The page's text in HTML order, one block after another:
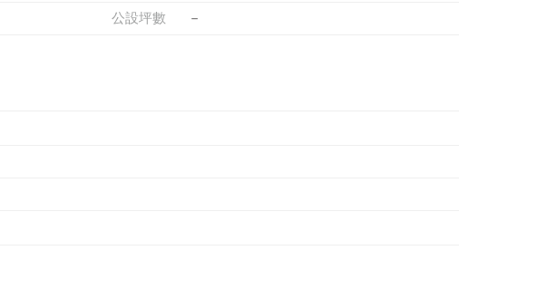
公設坪數 －